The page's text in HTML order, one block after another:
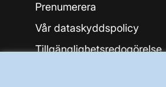
Prenumerera
Vår dataskyddspolicy
Tillgänglighetsredogörelse